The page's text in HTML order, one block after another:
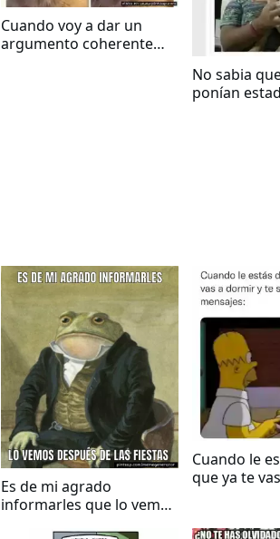
Cuando voy a dar un
argumento coherente
No sabia
ponían
Es de mi agrado
informarles que lo vemos
Cuando le
que ya te